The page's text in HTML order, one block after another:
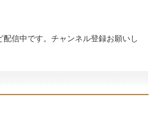
信中です。チャンネル登録お願いし